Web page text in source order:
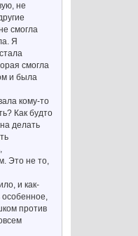
не
смогла
Я
смогла
и была
кому-то
Как будто
делать
Это не то,
и как-
особенное,
против